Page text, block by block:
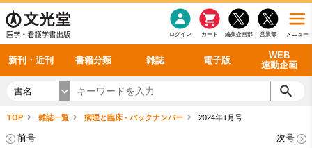
メニュー
営業部
編集企画部
カート
ログイン
新刊・近刊 書籍分類 雑誌 電子版
WEB
連動企画
感染症 老年医学
看護・介護
呼吸器
循環器
シリーズ一覧
雑誌投稿規定
理学療法
雑誌案内・年間購読 最新号 バックナンバー
電子書籍
電子雑誌
書籍「データに基づく臨床動作分析」WEB動画
書籍「眼手術学」WEB動画
書籍「神経症候学 II 改訂第二版」 WEB動画
新刊一覧
今後の発行予定
書名
TOP 雑誌一覧 病理と臨床 - バックナンバー 2024年1月号
前号 次号